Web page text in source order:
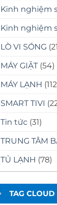
Kinh nghiệm
Kinh nghiệm
LÒ VI SÓNG
MÁY GIẶT (54)
MÁY LẠNH
SMART TIVI
Tin tức (31)
TRUNG TÂM
TỦ LẠNH (78)
TAG CLOUD